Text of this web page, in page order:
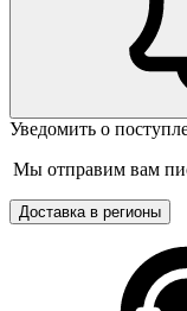
Уведомить о
Мы отправим вам
Доставка в регионы